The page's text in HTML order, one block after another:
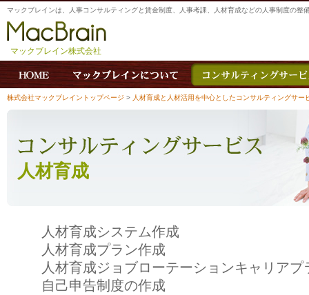
マックブレインは、人事コンサルティングと賃金制度、人事考課、人材育成などの人事制度の整
マックブレイン株式会社
株式会社マックブレイントップページ > 人材育成と人材活用を中心としたコンサルティングサー
人材育成
人材育成システム作成
人材育成プラン作成
人材育成ジョブローテーションキャリアプ
自己申告制度の作成